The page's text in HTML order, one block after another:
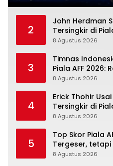
2
John Herdman
Tersingkir di
Tumbuh,
8 Agustus 2026
3
Timnas
Piala AFF 2026:
Kompetisi Masih
8 Agustus 2026
4
Erick Thohir
Tersingkir di
Agenda
8 Agustus 2026
5
Top Skor Piala
Tergeser,
Indonesia Justru
8 Agustus 2026